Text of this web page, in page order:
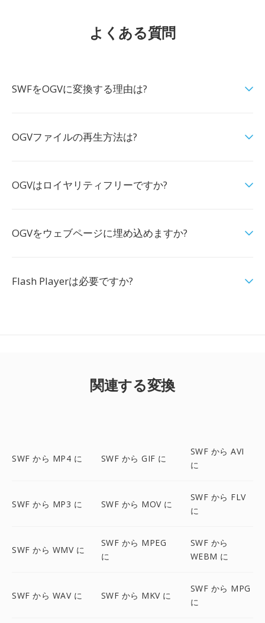
よくある質問
SWFをOGVに変換する理由は?
OGVファイルの再生方法は?
OGVはロイヤリティフリーですか?
OGVをウェブページに埋め込めますか?
Flash Playerは必要ですか?
関連する変換
SWF から MP4 に SWF から GIF に
SWF から AVI
に
SWF から MP3 に SWF から MOV に
SWF から FLV
に
SWF から WMV に
SWF から MPEG
に
SWF から
WEBM に
SWF から WAV に SWF から MKV に
SWF から MPG
に